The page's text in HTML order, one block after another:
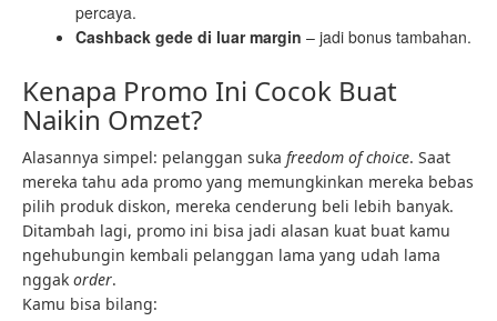
percaya.
Cashback gede di luar margin – jadi bonus tambahan.
Kenapa Promo Ini Cocok Buat
Naikin Omzet?
Alasannya simpel: pelanggan suka freedom of choice. Saat
mereka tahu ada promo yang memungkinkan mereka bebas
pilih produk diskon, mereka cenderung beli lebih banyak.
Ditambah lagi, promo ini bisa jadi alasan kuat buat kamu
ngehubungin kembali pelanggan lama yang udah lama
nggak order.
Kamu bisa bilang: